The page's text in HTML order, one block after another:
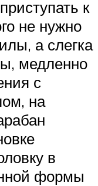
к
не нужно
а слегка
медленно
с
на
в
формы